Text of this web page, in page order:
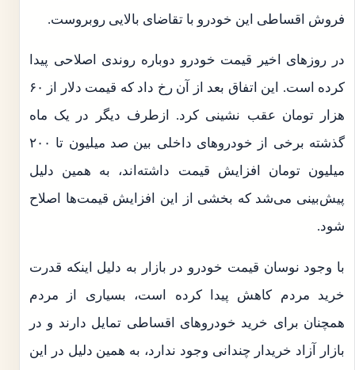
فروش اقساطی این خودرو با تقاضای بالایی روبروست.
در روزهای اخیر قیمت خودرو دوباره روندی اصلاحی پیدا
کرده است. این اتفاق بعد از آن رخ داد که قیمت دلار از ۶۰
هزار تومان عقب نشینی کرد. از‌طرف دیگر در یک ماه
گذشته برخی از خودروهای داخلی بین صد میلیون تا ۲۰۰
میلیون تومان افزایش قیمت داشته‌اند، به همین دلیل
پیش‌بینی می‌شد که بخشی از این افزایش قیمت‌ها اصلاح
شود.
با وجود نوسان قیمت خودرو در بازار به دلیل اینکه قدرت
خرید مردم کاهش پیدا کرده‌ است، بسیاری از مردم
همچنان برای خرید خودروهای اقساطی تمایل دارند و در
بازار آزاد خریدار چندانی وجود ندارد، به همین دلیل در این